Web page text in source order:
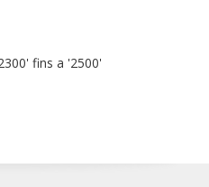
fins a '2500'